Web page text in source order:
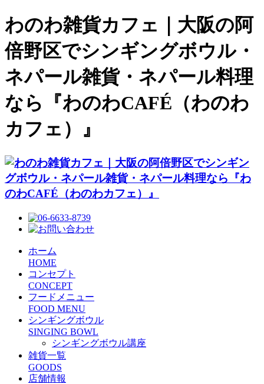
わのわ雑貨カフェ｜大阪の阿
倍野区でシンギングボウル・
ネパール雑貨・ネパール料理
なら『わのわCAFÉ（わのわ
カフェ）』
ホーム
HOME
コンセプト
CONCEPT
フードメニュー
FOOD MENU
シンギングボウル
SINGING BOWL
シンギングボウル講座
雑貨一覧
GOODS
店舗情報